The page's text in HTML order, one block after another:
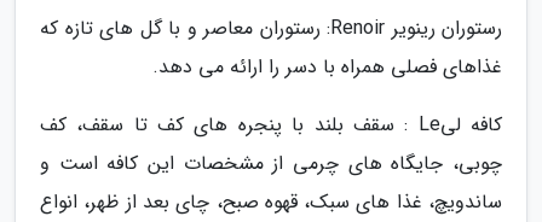
رستوران رینویر Renoir: رستوران معاصر و با گل های تازه که
غذاهای فصلی همراه با دسر را ارائه می دهد.
کافه لیLe : سقف بلند با پنجره های کف تا سقف، کف
چوبی، جایگاه های چرمی از مشخصات این کافه است و
ساندویچ، غذا های سبک، قهوه صبح، چای بعد از ظهر، انواع